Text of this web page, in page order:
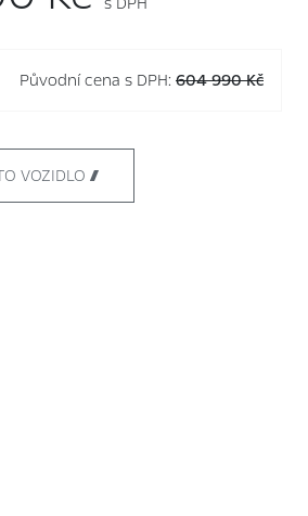
Původní cena s DPH: 604 990 Kč
VOZIDLO 